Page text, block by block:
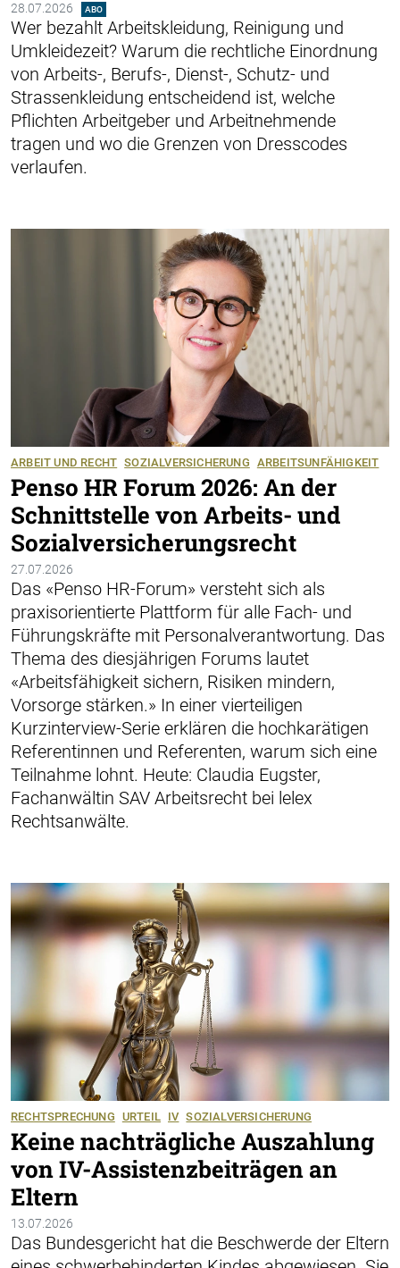
28.07.2026 ABO
Wer bezahlt Arbeitskleidung, Reinigung und
Umkleidezeit? Warum die ­rechtliche Einordnung
von Arbeits-, Berufs-, Dienst-, Schutz- und
Strassen­kleidung ­entscheidend ist, welche
Pflichten Arbeitgeber und Arbeitnehmende
tragen und wo die Grenzen von Dresscodes
verlaufen.
ARBEIT UND RECHT SOZIALVERSICHERUNG ARBEITSUNFÄHIGKEIT
Penso HR Forum 2026: An der
Schnittstelle von Arbeits- und
Sozialversicherungsrecht
27.07.2026
Das «Penso HR-Forum» versteht sich als
praxisorientierte Plattform für alle Fach- und
Führungskräfte mit Personalverantwortung. Das
Thema des diesjährigen Forums lautet
«Arbeitsfähigkeit sichern, Risiken mindern,
Vorsorge stärken.» In einer vierteiligen
Kurzinterview-Serie erklären die hochkarätigen
Referentinnen und Referenten, warum sich eine
Teilnahme lohnt. Heute: Claudia Eugster,
Fachanwältin SAV Arbeitsrecht bei lelex
Rechtsanwälte.
RECHTSPRECHUNG URTEIL IV SOZIALVERSICHERUNG
Keine nachträgliche Auszahlung
von IV-Assistenzbeiträgen an
Eltern
13.07.2026
Das Bundesgericht hat die Beschwerde der Eltern